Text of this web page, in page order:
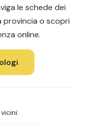
le schede dei
provincia o scopri
online.